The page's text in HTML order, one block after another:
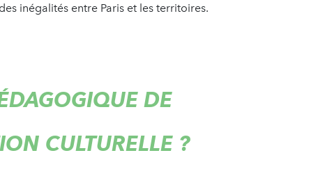
inégalités entre Paris et les territoires.
DE
CULTURELLE ?